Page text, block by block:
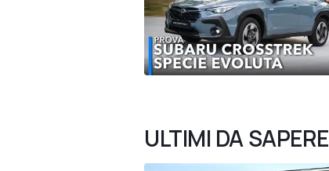
ULTIMI DA SAPERE